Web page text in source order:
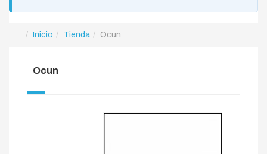
Inicio Tienda Ocun
Ocun